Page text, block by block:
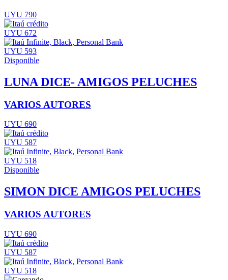
UYU 790
UYU 672
UYU 593
Disponible
LUNA DICE- AMIGOS PELUCHES
VARIOS AUTORES
UYU 690
UYU 587
UYU 518
Disponible
SIMON DICE AMIGOS PELUCHES
VARIOS AUTORES
UYU 690
UYU 587
UYU 518